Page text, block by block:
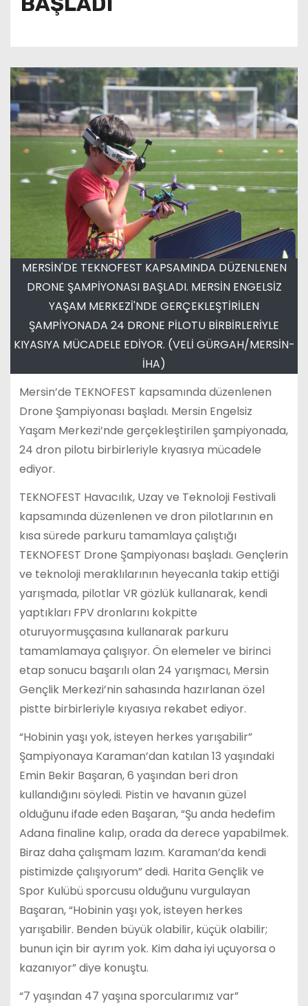
MERSİN'DE TEKNOFEST KAPSAMINDA DÜZENLENEN
DRONE ŞAMPİYONASI BAŞLADI. MERSİN ENGELSİZ
YAŞAM MERKEZİ'NDE GERÇEKLEŞTİRİLEN
ŞAMPİYONADA 24 DRONE PİLOTU BİRBİRLERİYLE
KIYASIYA MÜCADELE EDİYOR. (VELİ GÜRGAH/MERSİN-
İHA)
Mersin’de TEKNOFEST kapsamında düzenlenen
Drone Şampiyonası başladı. Mersin Engelsiz
Yaşam Merkezi’nde gerçekleştirilen şampiyonada,
24 dron pilotu birbirleriyle kıyasıya mücadele
ediyor.
TEKNOFEST Havacılık, Uzay ve Teknoloji Festivali
kapsamında düzenlenen ve dron pilotlarının en
kısa sürede parkuru tamamlaya çalıştığı
TEKNOFEST Drone Şampiyonası başladı. Gençlerin
ve teknoloji meraklılarının heyecanla takip ettiği
yarışmada, pilotlar VR gözlük kullanarak, kendi
yaptıkları FPV dronlarını kokpitte
oturuyormuşçasına kullanarak parkuru
tamamlamaya çalışıyor. Ön elemeler ve birinci
etap sonucu başarılı olan 24 yarışmacı, Mersin
Gençlik Merkezi’nin sahasında hazırlanan özel
pistte birbirleriyle kıyasıya rekabet ediyor.
“Hobinin yaşı yok, isteyen herkes yarışabilir”
Şampiyonaya Karaman’dan katılan 13 yaşındaki
Emin Bekir Başaran, 6 yaşından beri dron
kullandığını söyledi. Pistin ve havanın güzel
olduğunu ifade eden Başaran, “Şu anda hedefim
Adana finaline kalıp, orada da derece yapabilmek.
Biraz daha çalışmam lazım. Karaman’da kendi
pistimizde çalışıyorum” dedi. Harita Gençlik ve
Spor Kulübü sporcusu olduğunu vurgulayan
Başaran, “Hobinin yaşı yok, isteyen herkes
yarışabilir. Benden büyük olabilir, küçük olabilir;
bunun için bir ayrım yok. Kim daha iyi uçuyorsa o
kazanıyor” diye konuştu.
“7 yaşından 47 yaşına sporcularımız var”